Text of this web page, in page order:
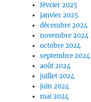
février 2025
janvier 2025
décembre 2024
novembre 2024
octobre 2024
septembre 2024
août 2024
juillet 2024
juin 2024
mai 2024